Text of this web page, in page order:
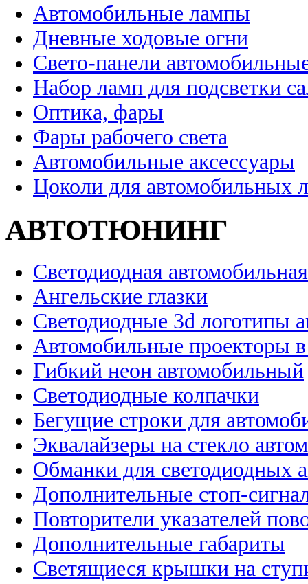
Автомобильные лампы
Дневные ходовые огни
Свето-панели
Набор ламп для подсветки
Оптика, фары
Фары рабочего света
Автомобильные аксессуары
Цоколи для автомобильных
АВТОТЮНИНГ
Светодиодная
Ангельские глазки
Светодиодные 3d логотипы
Автомобильные проекторы
Гибкий неон автомобильный
Светодиодные колпачки
Бегущие строки для
Эквалайзеры на стекло
Обманки для светодиодных
Дополнительные стоп-
Повторители указателей
Дополнительные габариты
Светящиеся крышки на